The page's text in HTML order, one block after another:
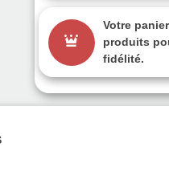
Votre
produits
fidélité.